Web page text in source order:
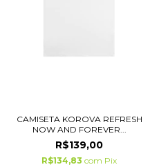
CAMISETA KOROVA REFRESH
NOW AND FOREVER...
R$139,00
R$134,83 com Pix